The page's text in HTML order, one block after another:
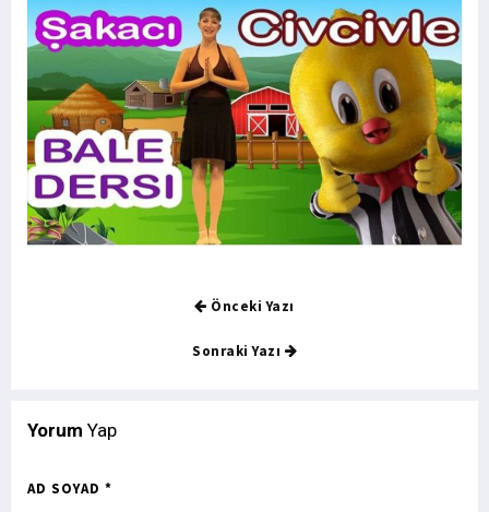
Önceki Yazı
Sonraki Yazı
Yorum Yap
AD SOYAD *